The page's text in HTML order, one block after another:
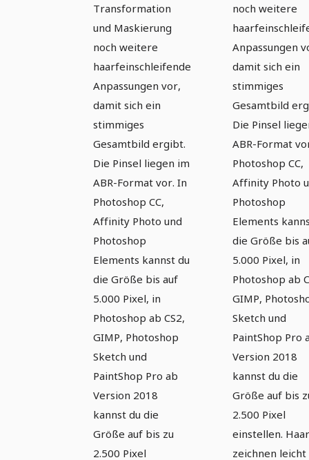
Transformation
und Maskierung
noch weitere
haarfeinschleifende
Anpassungen vor,
damit sich ein
stimmiges
Gesamtbild ergibt.
Die Pinsel liegen im
ABR-Format vor. In
Photoshop CC,
Affinity Photo und
Photoshop
Elements kannst du
die Größe bis auf
5.000 Pixel, in
Photoshop ab CS2,
GIMP, Photoshop
Sketch und
PaintShop Pro ab
Version 2018
kannst du die
Größe auf bis zu
2.500 Pixel
noch weitere
Anpassungen
damit sich ein
stimmiges
Gesamtbild
Die Pinsel
ABR-Format
Photoshop CC,
Affinity Photo
Photoshop
Elements
die Größe bis
5.000 Pixel, in
Photoshop ab
GIMP,
Sketch und
PaintShop Pro
Version 2018
kannst du die
Größe auf bis
2.500 Pixel
einstellen.
zeichnen leicht